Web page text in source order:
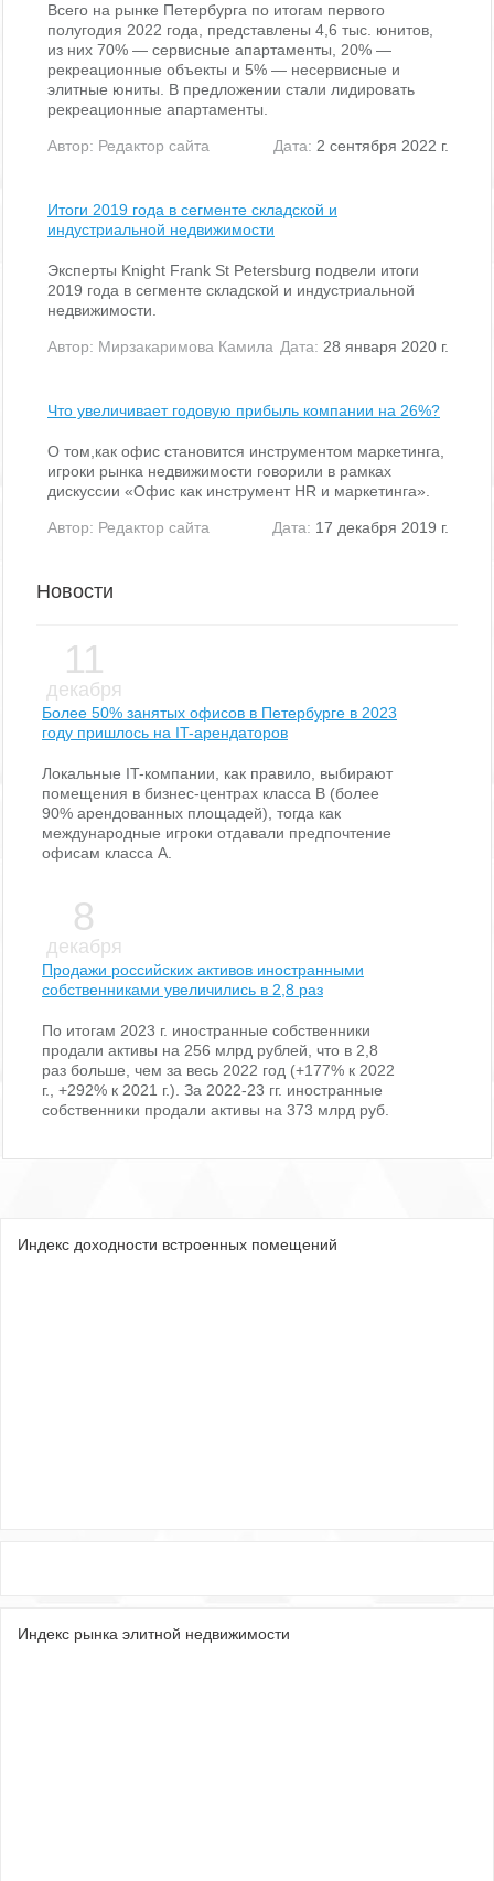
Индекс доходности встроенных помещений
Индекс рынка элитной недвижимости
Всего на рынке Петербурга по итогам первого
полугодия 2022 года, представлены 4,6 тыс. юнитов,
из них 70% — сервисные апартаменты, 20% —
рекреационные объекты и 5% — несервисные и
элитные юниты. В предложении стали лидировать
рекреационные апартаменты.
Автор: Редактор сайта Дата: 2 сентября 2022 г.
Итоги 2019 года в сегменте складской и
индустриальной недвижимости
Эксперты Knight Frank St Petersburg подвели итоги
2019 года в сегменте складской и индустриальной
недвижимости.
Автор: Мирзакаримова Камила Дата: 28 января 2020 г.
Что увеличивает годовую прибыль компании на 26%?
О том,как офис становится инструментом маркетинга,
игроки рынка недвижимости говорили в рамках
дискуссии «Офис как инструмент HR и маркетинга».
Автор: Редактор сайта Дата: 17 декабря 2019 г.
Новости
11
декабря
Более 50% занятых офисов в Петербурге в 2023
году пришлось на IT-арендаторов
Локальные IT-компании, как правило, выбирают
помещения в бизнес-центрах класса В (более
90% арендованных площадей), тогда как
международные игроки отдавали предпочтение
офисам класса А.
8
декабря
Продажи российских активов иностранными
собственниками увеличились в 2,8 раз
По итогам 2023 г. иностранные собственники
продали активы на 256 млрд рублей, что в 2,8
раз больше, чем за весь 2022 год (+177% к 2022
г., +292% к 2021 г.). За 2022-23 гг. иностранные
собственники продали активы на 373 млрд руб.